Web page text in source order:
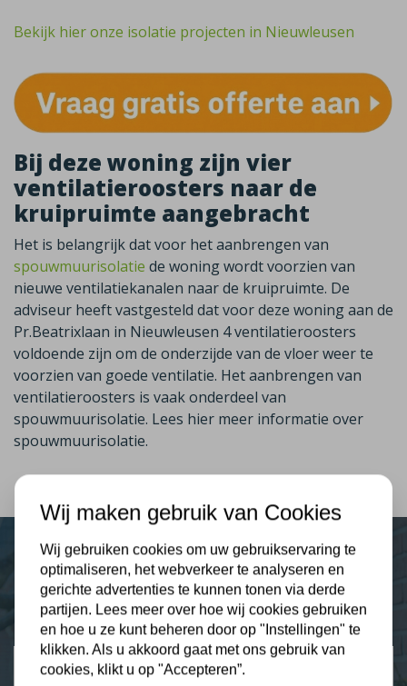
Plus Isolatie
Uw isolatie specialist
Klantbeoordelingen
Bekijk hier onze isolatie projecten in Nieuwleusen
Bij deze woning zijn vier
ventilatieroosters naar de
kruipruimte aangebracht
Het is belangrijk dat voor het aanbrengen van
spouwmuurisolatie de woning wordt voorzien van
nieuwe ventilatiekanalen naar de kruipruimte. De
adviseur heeft vastgesteld dat voor deze woning aan de
Pr.Beatrixlaan in Nieuwleusen 4 ventilatieroosters
voldoende zijn om de onderzijde van de vloer weer te
voorzien van goede ventilatie. Het aanbrengen van
ventilatieroosters is vaak onderdeel van
spouwmuurisolatie. Lees hier meer informatie over
spouwmuurisolatie.
Wij maken gebruik van Cookies
Wij gebruiken cookies om uw gebruikservaring te
optimaliseren, het webverkeer te analyseren en
gerichte advertenties te kunnen tonen via derde
partijen. Lees meer over hoe wij cookies gebruiken
en hoe u ze kunt beheren door op "Instellingen" te
klikken. Als u akkoord gaat met ons gebruik van
cookies, klikt u op "Accepteren”.